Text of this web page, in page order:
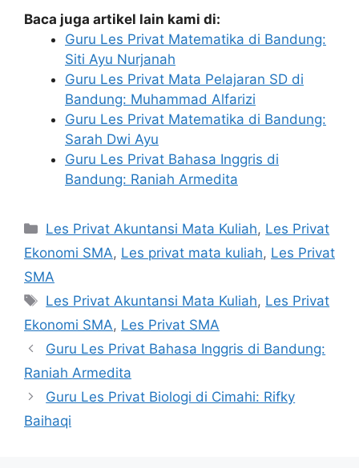
Baca juga artikel lain kami di:
Guru Les Privat Matematika di Bandung:
Siti Ayu Nurjanah
Guru Les Privat Mata Pelajaran SD di
Bandung: Muhammad Alfarizi
Guru Les Privat Matematika di Bandung:
Sarah Dwi Ayu
Guru Les Privat Bahasa Inggris di
Bandung: Raniah Armedita
Categories
Les Privat Akuntansi Mata Kuliah, Les Privat
Ekonomi SMA, Les privat mata kuliah, Les Privat
SMA
Tags
Les Privat Akuntansi Mata Kuliah, Les Privat
Ekonomi SMA, Les Privat SMA
Guru Les Privat Bahasa Inggris di Bandung:
Raniah Armedita
Guru Les Privat Biologi di Cimahi: Rifky
Baihaqi